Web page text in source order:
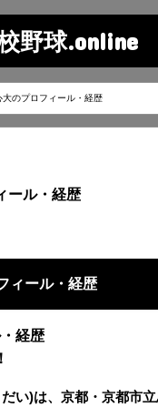
野球.online
大のプロフィール・経歴
ール・経歴
ィール・経歴
経歴
い)は、京都・京都市